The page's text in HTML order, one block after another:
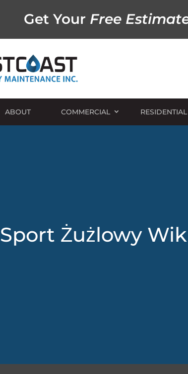
Get Your Free
ABOUT COMMERCIAL RESIDENTIAL
Sport Żużlowy